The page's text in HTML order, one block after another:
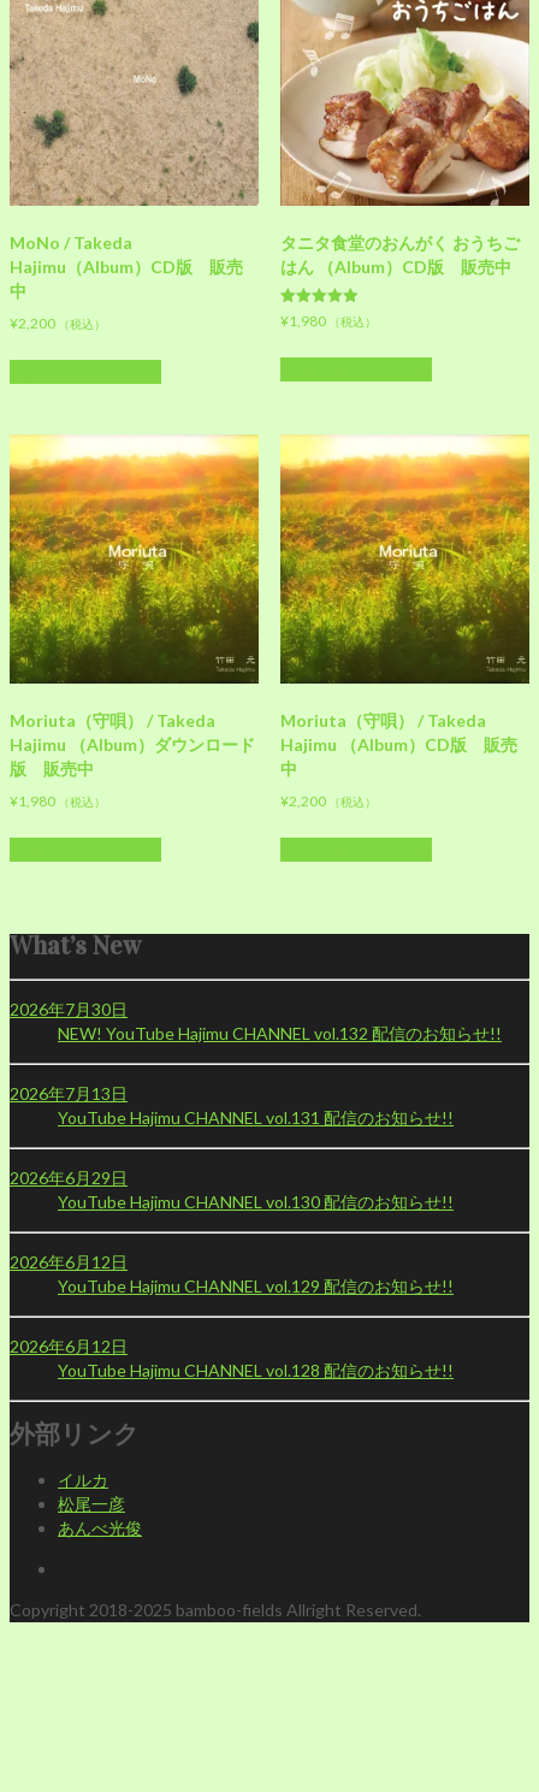
MoNo / Takeda
Hajimu（Album）CD版 販売
中
¥2,200 （税込）
タニタ食堂のおんがく おうちご
はん （Album）CD版 販売中
5段階中
5.00
¥1,980 （税込）
Moriuta（守唄） / Takeda
Hajimu （Album）ダウンロード
版 販売中
¥1,980 （税込）
Moriuta（守唄） / Takeda
Hajimu （Album）CD版 販売
中
¥2,200 （税込）
What’s New
2026年7月30日
NEW! YouTube Hajimu CHANNEL vol.132 配信のお知らせ!!
2026年7月13日
YouTube Hajimu CHANNEL vol.131 配信のお知らせ!!
2026年6月29日
YouTube Hajimu CHANNEL vol.130 配信のお知らせ!!
2026年6月12日
YouTube Hajimu CHANNEL vol.129 配信のお知らせ!!
2026年6月12日
YouTube Hajimu CHANNEL vol.128 配信のお知らせ!!
外部リンク
イルカ
松尾一彦
あんべ光俊
Copyright 2018-2025 bamboo-fields Allright Reserved.